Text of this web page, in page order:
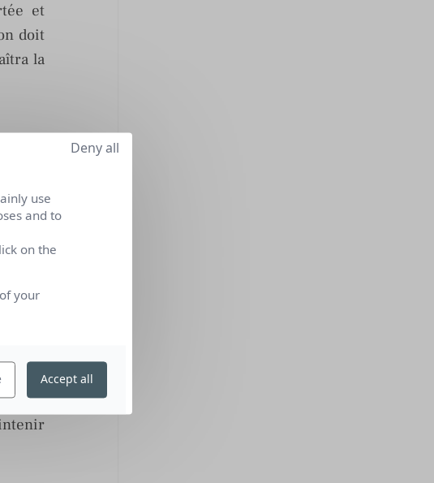
et
doit
la
vos
de
géo-
use
and to
on the
your
Deny all
Accept all